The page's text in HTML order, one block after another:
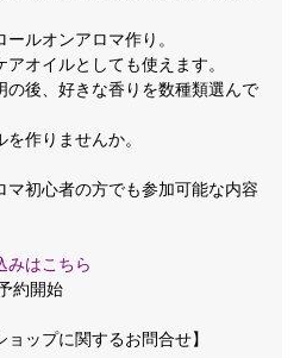
ルオンアロマ作り。
オイルとしても使えます。
の後、好きな香りを数種類選んで
作りませんか。
マ初心者の方でも参加可能な内容
はこちら
約開始
ョップに関するお問合せ】